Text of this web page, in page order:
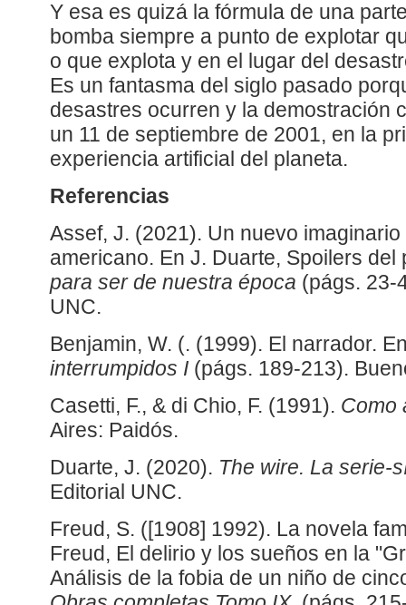
Y esa es quizá la fórmula de una
bomba siempre a punto de explotar
o que explota y en el lugar del
Es un fantasma del siglo pasado
desastres ocurren y la demostración
un 11 de septiembre de 2001, en la
experiencia artificial del planeta.
Referencias
Assef, J. (2021). Un nuevo
americano. En J. Duarte, Spoilers
para ser de nuestra época (págs. 23-
UNC.
Benjamin, W. (. (1999). El narrador.
interrumpidos I (págs. 189-213).
Casetti, F., & di Chio, F. (1991). Como
Aires: Paidós.
Duarte, J. (2020). The wire. La serie-
Editorial UNC.
Freud, S. ([1908] 1992). La novela
Freud, El delirio y los sueños en la
Análisis de la fobia de un niño de